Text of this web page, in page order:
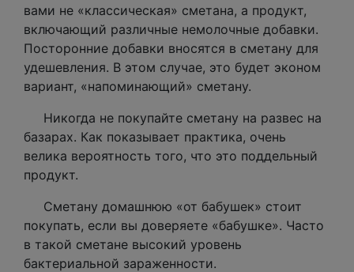
вами не «классическая» сметана, а продукт,
включающий различные немолочные добавки.
Посторонние добавки вносятся в сметану для
удешевления. В этом случае, это будет эконом
вариант, «напоминающий» сметану.
Никогда не покупайте сметану на развес на
базарах. Как показывает практика, очень
велика вероятность того, что это поддельный
продукт.
Сметану домашнюю «от бабушек» стоит
покупать, если вы доверяете «бабушке». Часто
в такой сметане высокий уровень
бактериальной зараженности.